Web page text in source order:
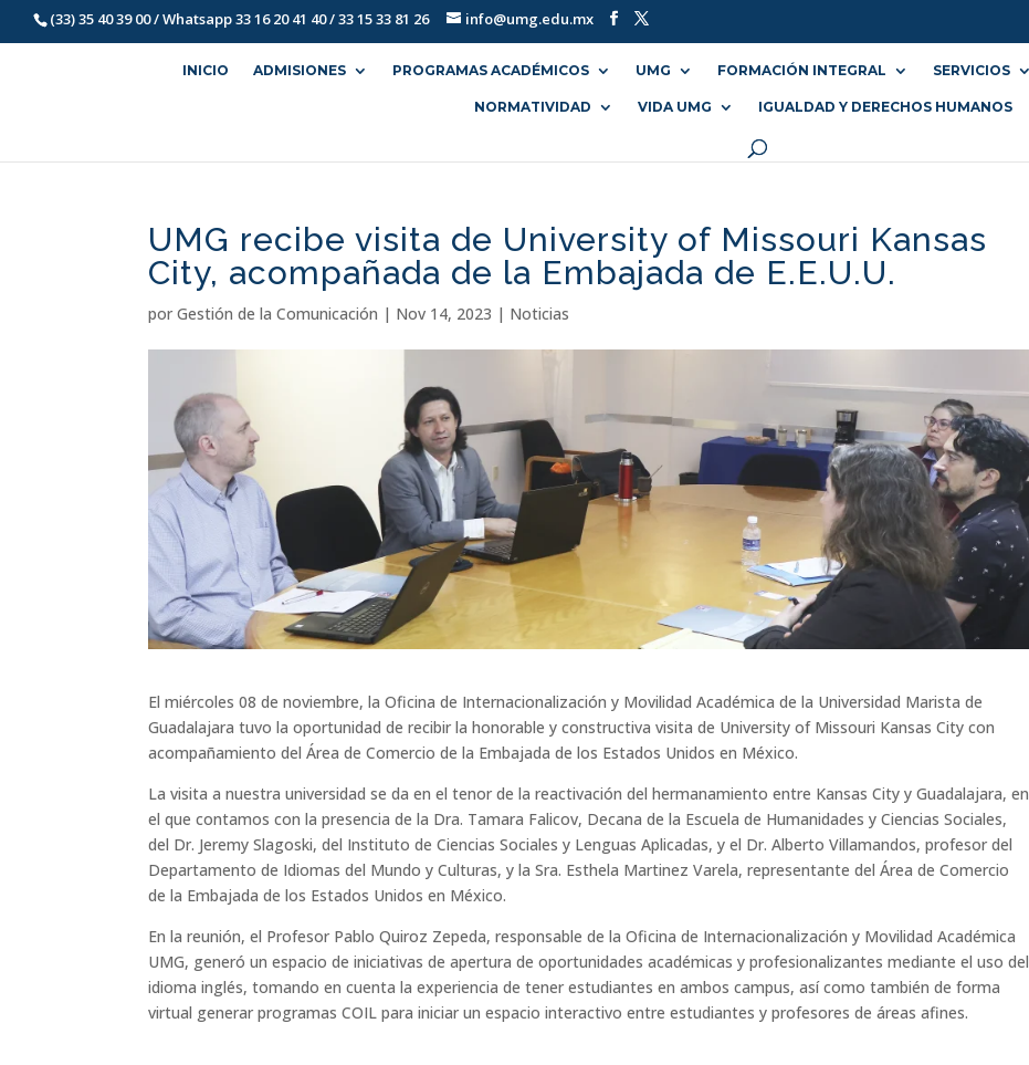
(33) 35 40 39 00 / Whatsapp 33 16 20 41 40 / 33 15 33 81 26 info@umg.edu.mx
INICIO ADMISIONES PROGRAMAS ACADÉMICOS UMG FORMACIÓN INTEGRAL SERVICIOS
NORMATIVIDAD VIDA UMG IGUALDAD Y DERECHOS HUMANOS
UMG recibe visita de University of Missouri Kansas
City, acompañada de la Embajada de E.E.U.U.
porGestión de la Comunicación | Nov 14, 2023 | Noticias
El miércoles 08 de noviembre, la Oficina de Internacionalización y Movilidad Académica de la Universidad Marista de
Guadalajara tuvo la oportunidad de recibir la honorable y constructiva visita de University of Missouri Kansas City con
acompañamiento del Área de Comercio de la Embajada de los Estados Unidos en México.
La visita a nuestra universidad se da en el tenor de la reactivación del hermanamiento entre Kansas City y Guadalajara, en
el que contamos con la presencia de la Dra. Tamara Falicov, Decana de la Escuela de Humanidades y Ciencias Sociales,
del Dr. Jeremy Slagoski, del Instituto de Ciencias Sociales y Lenguas Aplicadas, y el Dr. Alberto Villamandos, profesor del
Departamento de Idiomas del Mundo y Culturas, y la Sra. Esthela Martinez Varela, representante del Área de Comercio
de la Embajada de los Estados Unidos en México.
En la reunión, el Profesor Pablo Quiroz Zepeda, responsable de la Oficina de Internacionalización y Movilidad Académica
UMG, generó un espacio de iniciativas de apertura de oportunidades académicas y profesionalizantes mediante el uso del
idioma inglés, tomando en cuenta la experiencia de tener estudiantes en ambos campus, así como también de forma
virtual generar programas COIL para iniciar un espacio interactivo entre estudiantes y profesores de áreas afines.